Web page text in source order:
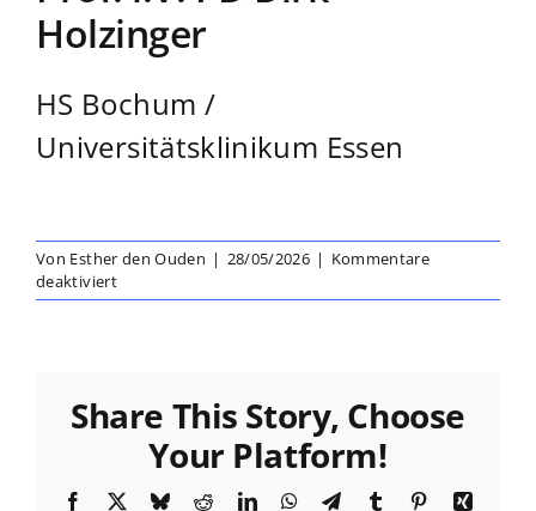
Holzinger
HS Bochum /
Universitätsklinikum Essen
Von Esther den Ouden | 28/05/2026 | Kommentare
deaktiviertfür
Prof.
Share This Story, Choose
Your Platform!
Facebook
X BlueskyRedditLinkedInWhatsApp
TelegramTumblr PinterestXing